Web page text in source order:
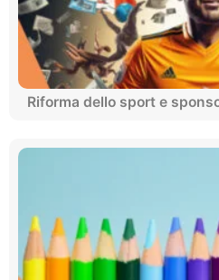
Riforma dello sport e